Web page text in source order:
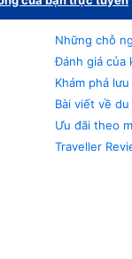
Những chỗ
Đánh giá của
Khám phá
Bài viết về du
Ưu đãi theo
Traveller